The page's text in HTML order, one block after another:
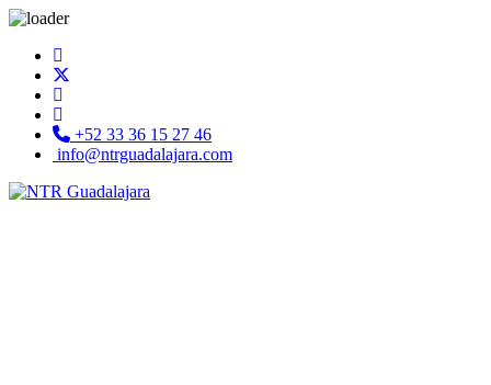
+52 33 36 15 27 46
info@ntrguadalajara.com